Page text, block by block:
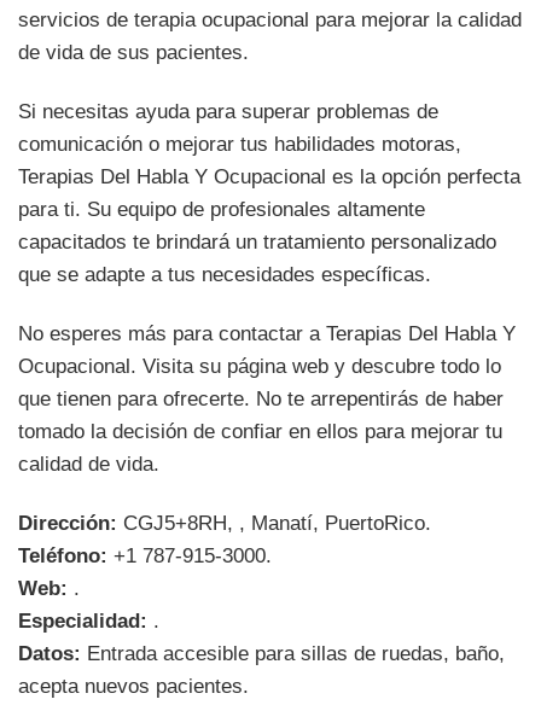
servicios de terapia ocupacional para mejorar la calidad
de vida de sus pacientes.
Si necesitas ayuda para superar problemas de
comunicación o mejorar tus habilidades motoras,
Terapias Del Habla Y Ocupacional es la opción perfecta
para ti. Su equipo de profesionales altamente
capacitados te brindará un tratamiento personalizado
que se adapte a tus necesidades específicas.
No esperes más para contactar a Terapias Del Habla Y
Ocupacional. Visita su página web y descubre todo lo
que tienen para ofrecerte. No te arrepentirás de haber
tomado la decisión de confiar en ellos para mejorar tu
calidad de vida.
Dirección: CGJ5+8RH, , Manatí, PuertoRico.
Teléfono: +1 787-915-3000.
Web: .
Especialidad: .
Datos: Entrada accesible para sillas de ruedas, baño,
acepta nuevos pacientes.